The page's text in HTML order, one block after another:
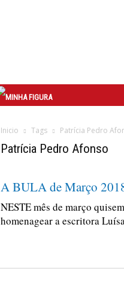
Inicio Tags Patrícia Pedro
Patrícia Pedro Afonso
A BULA de Março
NESTE mês de março
homenagear a escritora